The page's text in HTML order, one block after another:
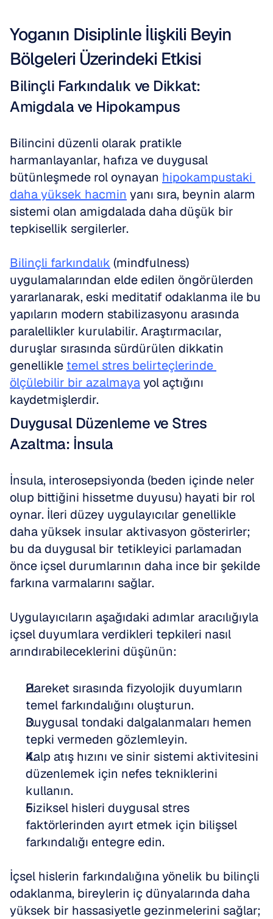
Yoganın Disiplinle İlişkili Beyin
Bölgeleri Üzerindeki Etkisi
Bilinçli Farkındalık ve Dikkat:
Amigdala ve Hipokampus
Bilincini düzenli olarak pratikle
harmanlayanlar, hafıza ve duygusal
bütünleşmede rol oynayan hipokampustaki
daha yüksek hacmin yanı sıra, beynin alarm
sistemi olan amigdalada daha düşük bir
tepkisellik sergilerler.
Bilinçli farkındalık (mindfulness)
uygulamalarından elde edilen öngörülerden
yararlanarak, eski meditatif odaklanma ile bu
yapıların modern stabilizasyonu arasında
paralellikler kurulabilir. Araştırmacılar,
duruşlar sırasında sürdürülen dikkatin
genellikle temel stres belirteçlerinde
ölçülebilir bir azalmaya yol açtığını
kaydetmişlerdir.
Duygusal Düzenleme ve Stres
Azaltma: İnsula
İnsula, interosepsiyonda (beden içinde neler
olup bittiğini hissetme duyusu) hayati bir rol
oynar. İleri düzey uygulayıcılar genellikle
daha yüksek insular aktivasyon gösterirler;
bu da duygusal bir tetikleyici parlamadan
önce içsel durumlarının daha ince bir şekilde
farkına varmalarını sağlar.
Uygulayıcıların aşağıdaki adımlar aracılığıyla
içsel duyumlara verdikleri tepkileri nasıl
arındırabileceklerini düşünün:
Hareket sırasında fizyolojik duyumların
temel farkındalığını oluşturun.
Duygusal tondaki dalgalanmaları hemen
tepki vermeden gözlemleyin.
Kalp atış hızını ve sinir sistemi aktivitesini
düzenlemek için nefes tekniklerini
kullanın.
Fiziksel hisleri duygusal stres
faktörlerinden ayırt etmek için bilişsel
farkındalığı entegre edin.
İçsel hislerin farkındalığına yönelik bu bilinçli
odaklanma, bireylerin iç dünyalarında daha
yüksek bir hassasiyetle gezinmelerini sağlar;